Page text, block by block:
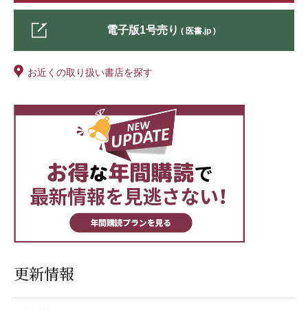
電子版1号売り ( 医書.jp )
お近くの取り扱い書店を探す
更新情報